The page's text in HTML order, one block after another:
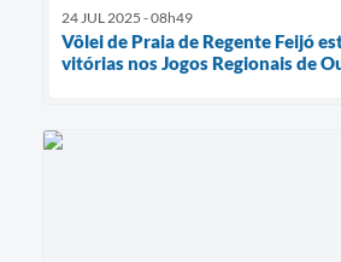
24 JUL 2025 - 08h49
Vôlei de Praia de Regente Feijó
vitórias nos Jogos Regionais de